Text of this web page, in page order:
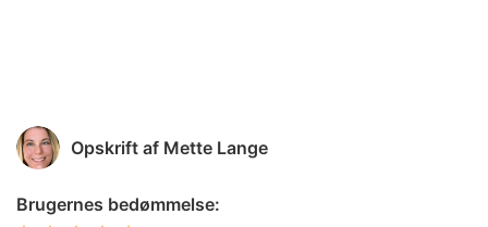
Opskrift af Mette Lange
Brugernes bedømmelse: